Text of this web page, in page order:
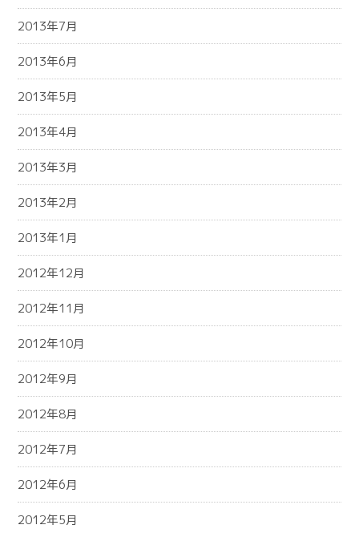
2013年7月
2013年6月
2013年5月
2013年4月
2013年3月
2013年2月
2013年1月
2012年12月
2012年11月
2012年10月
2012年9月
2012年8月
2012年7月
2012年6月
2012年5月